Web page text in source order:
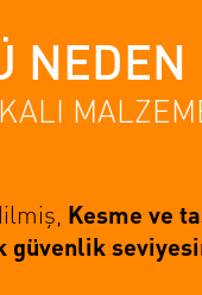
NEDEN
Kesme ve
güvenlik